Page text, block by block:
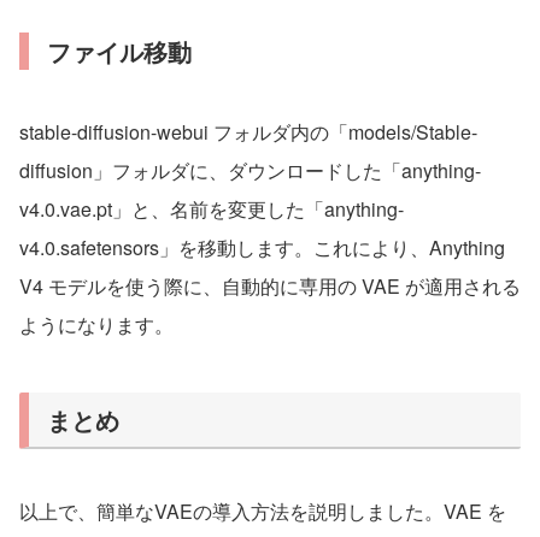
ファイル移動
stable-diffusion-webui フォルダ内の「models/Stable-
diffusion」フォルダに、ダウンロードした「anything-
v4.0.vae.pt」と、名前を変更した「anything-
v4.0.safetensors」を移動します。これにより、Anything
V4 モデルを使う際に、自動的に専用の VAE が適用される
ようになります。
まとめ
以上で、簡単なVAEの導入方法を説明しました。VAE を